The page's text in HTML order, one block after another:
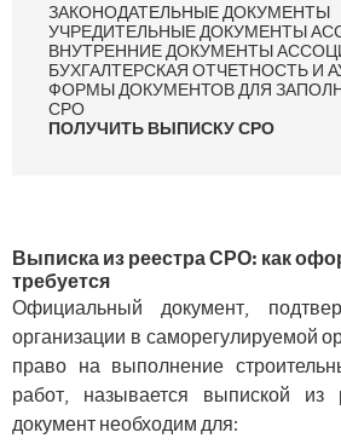
ЗАКОНОДАТЕЛЬНЫЕ ДОКУМЕНТЫ
УЧРЕДИТЕЛЬНЫЕ ДОКУМЕНТЫ
ВНУТРЕННИЕ ДОКУМЕНТЫ
БУХГАЛТЕРСКАЯ ОТЧЕТНОСТЬ И
ФОРМЫ ДОКУМЕНТОВ ДЛЯ
СРО
ПОЛУЧИТЬ ВЫПИСКУ СРО
Выписка из реестра СРО: как
требуется
Официальный документ,
организации в саморегулируемой
право на выполнение
работ, называется выпиской
документ необходим для: